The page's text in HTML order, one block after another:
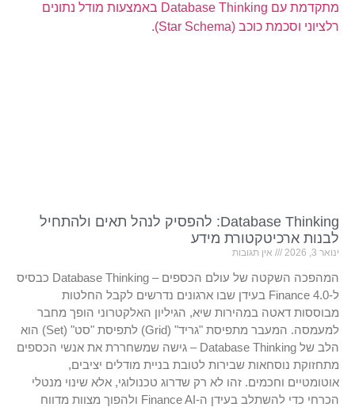
Database Thinking: להפסיק לנהל תאים ולהתחיל
לבנות ארכיטקטורת מידע
ינואר 3, 2026 אין תגובות
המהפכה השקטה של עולם הכספים – Database Thinking כבסיס
ל-Finance 4.0 בעידן שבו ארגונים נדרשים לקבל החלטות
מבוססות דאטה במהירות שיא, הגיליון האלקטרוני הופך מחבר
למעמסה. המעבר מתפיסת "גריד" (Grid) לתפיסת "סט" (Set) הוא
הלב של Database Thinking – גישה שמשחררת את אנשי הכספים
מתחזוקת נוסחאות שבירות לטובת בניית מודלים יציבים,
אוטומטיים וחכמים. זהו לא רק שדרוג טכנולוגי, אלא שינוי מנטלי
הכרחי כדי להשתלב בעידן ה-Finance AI ולהפוך מצוות מדווח